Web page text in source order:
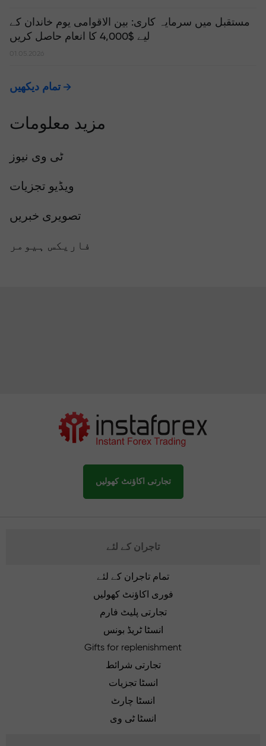
مستقبل میں سرمایہ کاری: بین الاقوامی یوم خاندان کے
لیے $4,000 کا انعام حاصل کریں
01.05.2026
تمام دیکھیں
مزید معلومات
ٹی وی نیوز
ویڈیو تجزیات
تصویری خبریں
فاریکس ہیومر
تجارتی اکاؤنٹ کھولیں
تاجران کے لئے
تمام تاجران کے لئے
فوری اکاؤنٹ کھولیں
تجارتی پلیٹ فارم
انسٹا ٹریڈ بونس
Gifts for replenishment
تجارتی شرائط
انسٹا تجزیات
انسٹا چارٹ
انسٹا ٹی وی